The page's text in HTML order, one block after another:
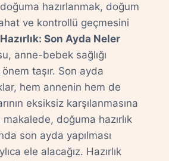
hazırlanmak, doğum
ve kontrollü geçmesini
Son Ayda Neler
anne-bebek sağlığı
önem taşır. Son ayda
hem annenin hem de
eksiksiz karşılanmasına
makalede, doğuma hazırlık
son ayda yapılması
ele alacağız. Hazırlık